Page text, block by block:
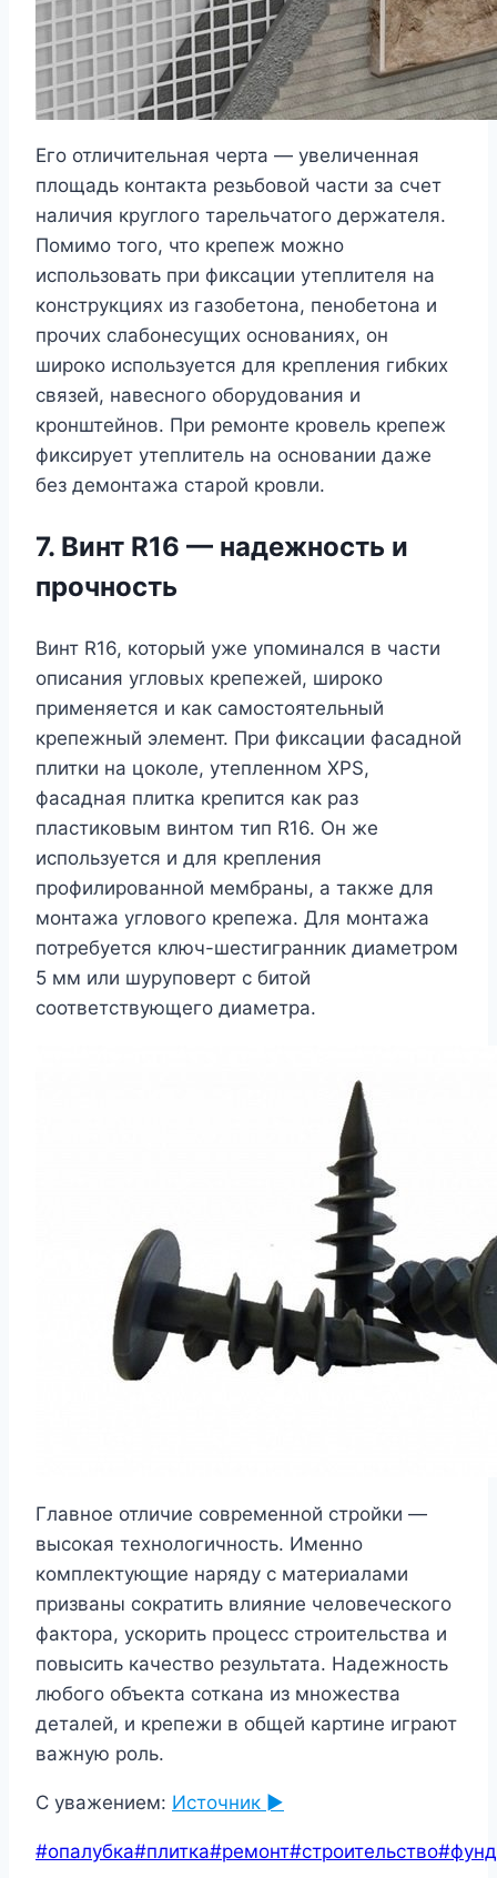
Его отличительная черта — увеличенная
площадь контакта резьбовой части за счет
наличия круглого тарельчатого держателя.
Помимо того, что крепеж можно
использовать при фиксации утеплителя на
конструкциях из газобетона, пенобетона и
прочих слабонесущих основаниях, он
широко используется для крепления гибких
связей, навесного оборудования и
кронштейнов. При ремонте кровель крепеж
фиксирует утеплитель на основании даже
без демонтажа старой кровли.
7. Винт R16 — надежность и
прочность
Винт R16, который уже упоминался в части
описания угловых крепежей, широко
применяется и как самостоятельный
крепежный элемент. При фиксации фасадной
плитки на цоколе, утепленном XPS,
фасадная плитка крепится как раз
пластиковым винтом тип R16. Он же
используется и для крепления
профилированной мембраны, а также для
монтажа углового крепежа. Для монтажа
потребуется ключ-шестигранник диаметром
5 мм или шуруповерт с битой
соответствующего диаметра.
Главное отличие современной стройки —
высокая технологичность. Именно
комплектующие наряду с материалами
призваны сократить влияние человеческого
фактора, ускорить процесс строительства и
повысить качество результата. Надежность
любого объекта соткана из множества
деталей, и крепежи в общей картине играют
важную роль.
С уважением: Источник ►
Метки
#опалубка#плитка#ремонт#строительство#